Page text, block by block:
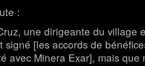
:
une dirigeante du village
signé [les accords de
avec Minera Exar], mais